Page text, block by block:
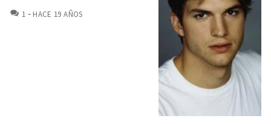
1 COMENTARIOS
HACE 19 AÑOS